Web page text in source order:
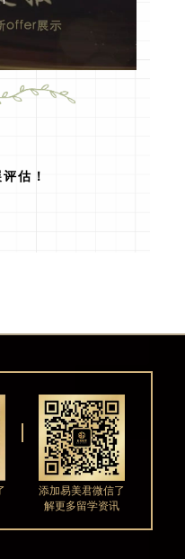
估！
添加易美君微信了
解更多留学资讯